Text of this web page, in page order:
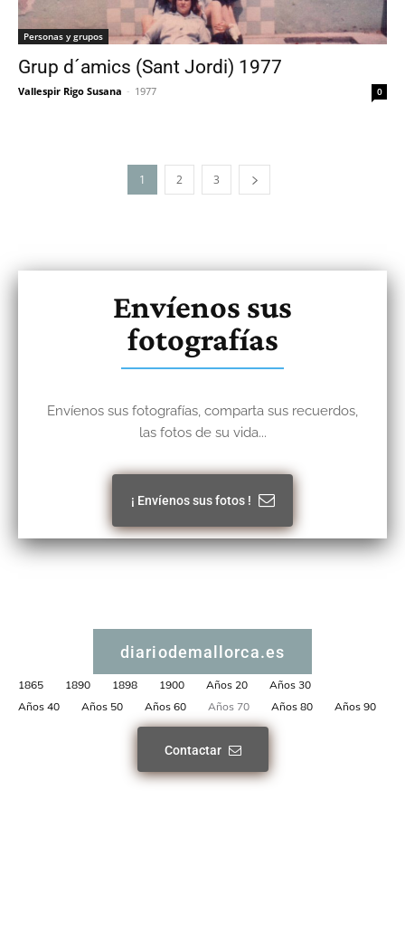
Personas y grupos
Grup d´amics (Sant Jordi) 1977
Vallespir Rigo Susana - 1977 0
1 2 3
Envíenos sus
fotografías
Envíenos sus fotografías, comparta sus recuerdos,
las fotos de su vida...
¡ Envíenos sus fotos !
diariodemallorca.es
1865 1890 1898 1900 Años 20
Años 30
Años 40
Años 50 Años 60 Años 70 Años 80 Años 90
Contactar